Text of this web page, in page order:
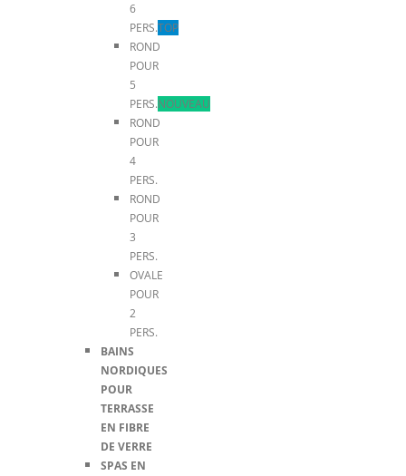
6
PERS.TOP
ROND
POUR
5
PERS.NOUVEAU
ROND
POUR
4
PERS.
ROND
POUR
3
PERS.
OVALE
POUR
2
PERS.
BAINS
NORDIQUES
POUR
TERRASSE
EN FIBRE
DE VERRE
SPAS EN